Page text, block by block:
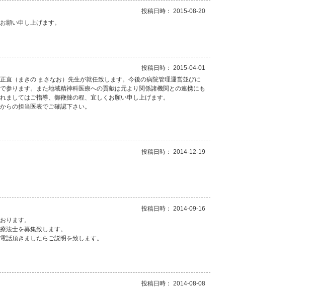
投稿日時： 2015-08-20
願い申し上げます。
投稿日時： 2015-04-01
直（まきの まさなお）先生が就任致します。今後の病院管理運営並びに
参ります。また地域精神科医療への貢献は元より関係諸機関との連携にも
ましてはご指導、御鞭撻の程、宜しくお願い申し上げます。
らの担当医表でご確認下さい。
投稿日時： 2014-12-19
投稿日時： 2014-09-16
ります。
法士を募集致します。
話頂きましたらご説明を致します。
投稿日時： 2014-08-08